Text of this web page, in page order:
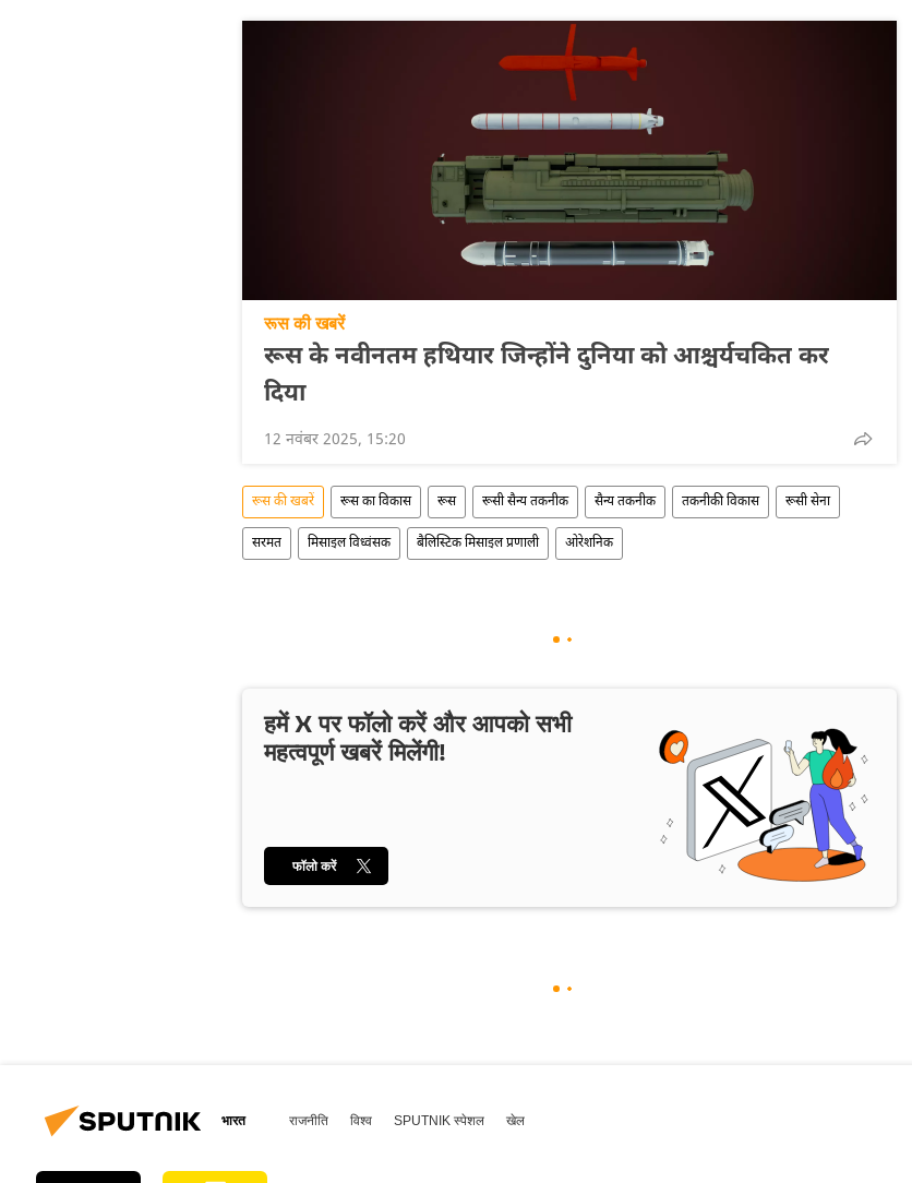
रूस की खबरें
रूस के नवीनतम हथियार जिन्होंने दुनिया को आश्चर्यचकित कर
दिया
12 नवंबर 2025, 15:20
रूस की खबरें रूस का विकास रूस रूसी सैन्य तकनीक सैन्य तकनीक तकनीकी विकास रूसी सेना
सरमत मिसाइल विध्वंसक बैलिस्टिक मिसाइल प्रणाली ओरेशनिक
हमें X पर फॉलो करें और आपको सभी
महत्वपूर्ण खबरें मिलेंगी!
फॉलो करें
भारत राजनीति विश्व SPUTNIK स्पेशल खेल